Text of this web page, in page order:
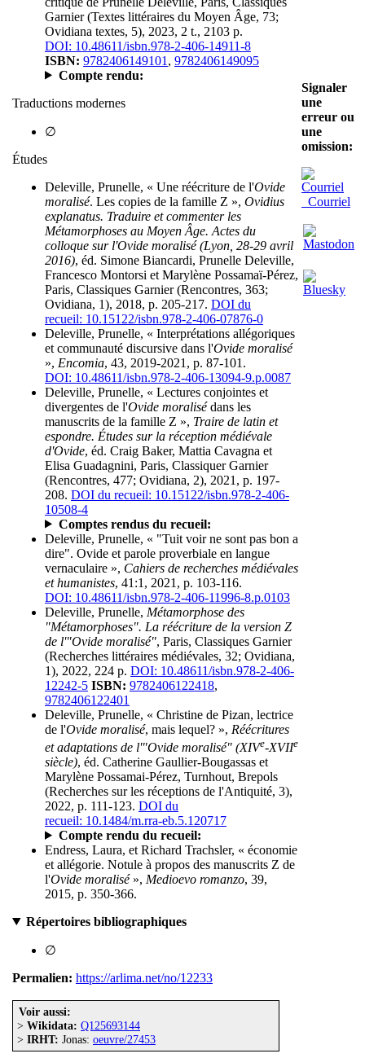
Garnier (Textes littéraires du Moyen Âge, 73;
Ovidiana textes, 5), 2023, 2 t., 2103 p.
DOI: 10.48611/isbn.978-2-406-14911-8
ISBN: 9782406149101 , 9782406149095
Compte rendu:
Traductions modernes
∅
Études
Deleville, Prunelle, « Une réécriture de l'Ovide
moralisé. Les copies de la famille Z », Ovidius
explanatus. Traduire et commenter les
Métamorphoses au Moyen Âge. Actes du
colloque sur l'Ovide moralisé (Lyon, 28-29 avril
2016), éd. Simone Biancardi, Prunelle Deleville,
Francesco Montorsi et Marylène Possamaï-Pérez,
Paris, Classiques Garnier (Rencontres, 363;
Ovidiana, 1), 2018, p. 205-217. DOI du
recueil: 10.15122/isbn.978-2-406-07876-0
Deleville, Prunelle, « Interprétations allégoriques
et communauté discursive dans l'Ovide moralisé
», Encomia, 43, 2019-2021, p. 87-101.
DOI: 10.48611/isbn.978-2-406-13094-9.p.0087
Deleville, Prunelle, « Lectures conjointes et
divergentes de l'Ovide moralisédans les
manuscrits de la famille Z », Traire de latin et
espondre. Études sur la réception médiévale
d'Ovide, éd. Craig Baker, Mattia Cavagna et
Elisa Guadagnini, Paris, Classiquer Garnier
(Rencontres, 477; Ovidiana, 2), 2021, p. 197-
208. DOI du recueil: 10.15122/isbn.978-2-406-
10508-4
Comptes rendus du recueil:
Deleville, Prunelle, « "Tuit voir ne sont pas bon a
dire". Ovide et parole proverbiale en langue
vernaculaire », Cahiers de recherches médiévales
et humanistes, 41:1, 2021, p. 103-116.
DOI: 10.48611/isbn.978-2-406-11996-8.p.0103
Deleville, Prunelle, Métamorphose des
"Métamorphoses". La réécriture de la version Z
de l'"Ovide moralisé", Paris, Classiques Garnier
(Recherches littéraires médiévales, 32; Ovidiana,
1), 2022, 224 p. DOI: 10.48611/isbn.978-2-406-
12242-5 ISBN: 9782406122418,
9782406122401
Deleville, Prunelle, « Christine de Pizan, lectrice
de l'Ovide moralisé, mais lequel? », Réécritures
et adaptations de l'"Ovide moralisé" (XIVe-XVIIe
siècle), éd. Catherine Gaullier-Bougassas et
Marylène Possamai-Pérez, Turnhout, Brepols
(Recherches sur les réceptions de l'Antiquité, 3),
2022, p. 111-123. DOI du
recueil: 10.1484/m.rra-eb.5.120717
Compte rendu du recueil:
Endress, Laura, et Richard Trachsler, « économie
et allégorie. Notule à propos des manuscrits Z de
l'Ovide moralisé», Medioevo romanzo, 39,
2015, p. 350-366.
Répertoires bibliographiques
∅
Permalien: https://arlima.net/no/12233
Voir aussi:
> Wikidata: Q125693144
> IRHT: Jonas: oeuvre/27453
Signaler
une
erreur ou
une
omission:
Courriel